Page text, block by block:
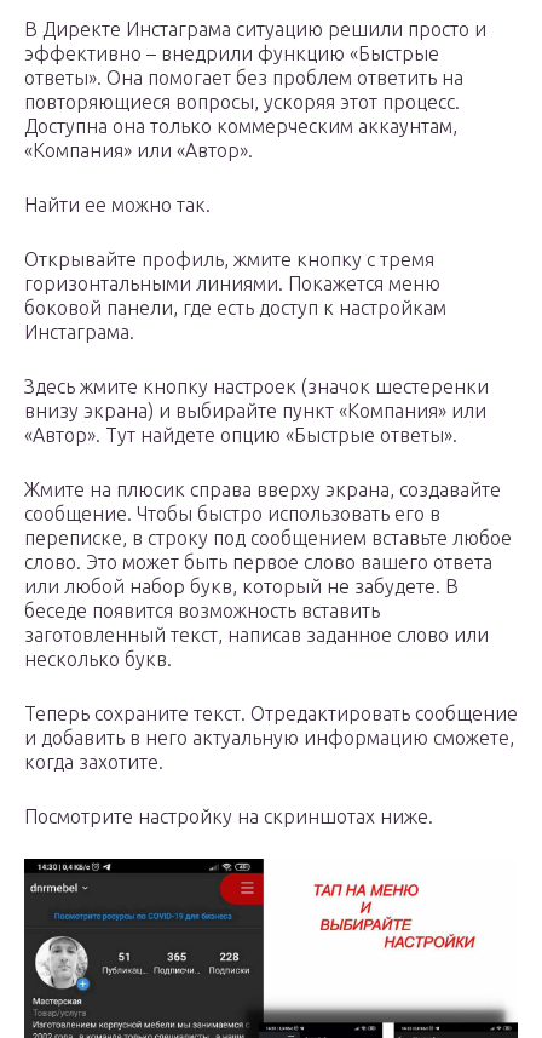
В Директе Инстаграма ситуацию решили просто и
эффективно – внедрили функцию «Быстрые
ответы». Она помогает без проблем ответить на
повторяющиеся вопросы, ускоряя этот процесс.
Доступна она только коммерческим аккаунтам,
«Компания» или «Автор».
Найти ее можно так.
Открывайте профиль, жмите кнопку с тремя
горизонтальными линиями. Покажется меню
боковой панели, где есть доступ к настройкам
Инстаграма.
Здесь жмите кнопку настроек (значок шестеренки
внизу экрана) и выбирайте пункт «Компания» или
«Автор». Тут найдете опцию «Быстрые ответы».
Жмите на плюсик справа вверху экрана, создавайте
сообщение. Чтобы быстро использовать его в
переписке, в строку под сообщением вставьте любое
слово. Это может быть первое слово вашего ответа
или любой набор букв, который не забудете. В
беседе появится возможность вставить
заготовленный текст, написав заданное слово или
несколько букв.
Теперь сохраните текст. Отредактировать сообщение
и добавить в него актуальную информацию сможете,
когда захотите.
Посмотрите настройку на скриншотах ниже.